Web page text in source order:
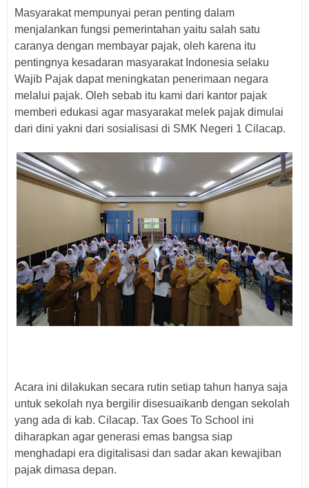
Masyarakat mempunyai peran penting dalam
menjalankan fungsi pemerintahan yaitu salah satu
caranya dengan membayar pajak, oleh karena itu
pentingnya kesadaran masyarakat Indonesia selaku
Wajib Pajak dapat meningkatan penerimaan negara
melalui pajak. Oleh sebab itu kami dari kantor pajak
memberi edukasi agar masyarakat melek pajak dimulai
dari dini yakni dari sosialisasi di SMK Negeri 1 Cilacap.
Acara ini dilakukan secara rutin setiap tahun hanya saja
untuk sekolah nya bergilir disesuaikanb dengan sekolah
yang ada di kab. Cilacap. Tax Goes To School ini
diharapkan agar generasi emas bangsa siap
menghadapi era digitalisasi dan sadar akan kewajiban
pajak dimasa depan.